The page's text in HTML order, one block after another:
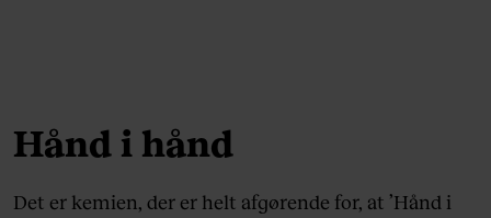
Hånd i hånd
Det er kemien, der er helt afgørende for, at ’Hånd i